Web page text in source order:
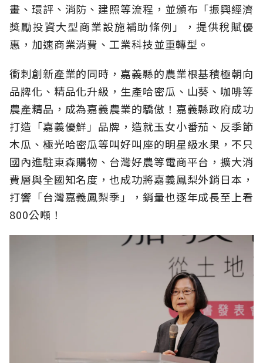
畫、環評、消防、建照等流程，並頒布「振興經濟
獎勵投資大型商業設施補助條例」，提供稅賦優
惠，加速商業消費、工業科技並重轉型。
衝刺創新產業的同時，嘉義縣的農業根基積極朝向
品牌化、精品化升級，生產哈密瓜、山葵、咖啡等
農產精品，成為嘉義農業的驕傲！嘉義縣政府成功
打造「嘉義優鮮」品牌，造就玉女小番茄、反季節
木瓜、極光哈密瓜等叫好叫座的明星級水果，不只
國內進駐東森購物、台灣好農等電商平台，擴大消
費層與全國知名度，也成功將嘉義鳳梨外銷日本，
打響「台灣嘉義鳳梨季」，銷量也逐年成長至上看
800公噸！